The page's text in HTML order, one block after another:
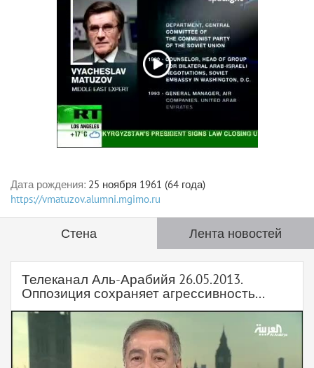
Дата рождения: 25 ноября 1961 (64 года)
https://vmatuzov.alumni.mgimo.ru
Стена Лента новостей
Телеканал Аль-Арабийя 26.05.2013.
Оппозиция сохраняет агрессивность...